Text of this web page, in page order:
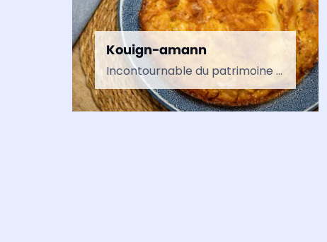
Kouign-amann
Incontournable du patrimoine culinaire breton, le kouign-amann a vu le jour en 1860 à Douarnenez, dans le département du Finistère. Son nom signifie littéralement « gâteau au beurre ». Yves-René Scordia, boulanger,…